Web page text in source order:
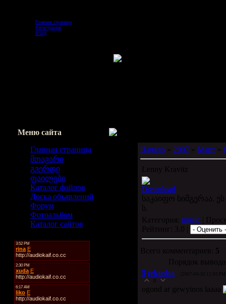
Главная страница
Регистрация
Вход
Меню сайта
Главная страница
მთავარი
გვერდი
ფაილები
Каталог файлов
Доска объявлений
Форум
Фотоальбом
Каталог сайтов
Начало » 2007 » Март »
Lenny Kravitz
Download
საკაიფო სიმგერაა.
ს.
Категория: music |
Рейтинг: 3.0 |
Всего комментариев:
5
Порядок
5 tekusha
0
ogond ar gewyinos laaaa